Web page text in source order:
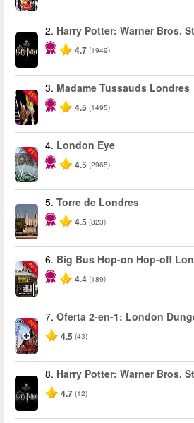
2. Harry Potter: Warner Bros.
4.7 (1949)
-25%
3. Madame Tussauds Londres
4.5 (1495)
-25%
4. London Eye
4.5 (2965)
5. Torre de Londres
4.5 (823)
-40%
6. Big Bus Hop-on Hop-off
4.4 (189)
-20%
7. Oferta 2-en-1: London
4.5 (43)
8. Harry Potter: Warner Bros.
4.7 (12)